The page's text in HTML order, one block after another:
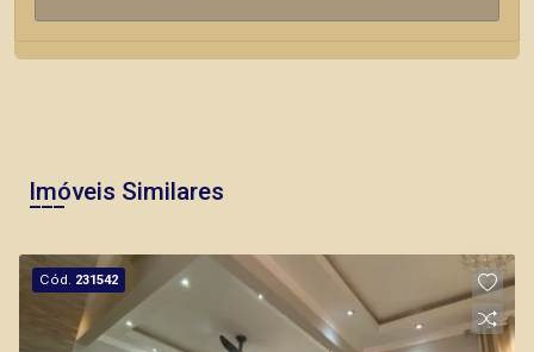
Imóveis Similares
Cód. 231542